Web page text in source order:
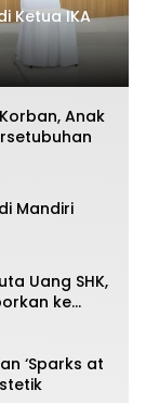
Ketua IKA
Anak
Mandiri
Uang SHK,
ke
‘Sparks at